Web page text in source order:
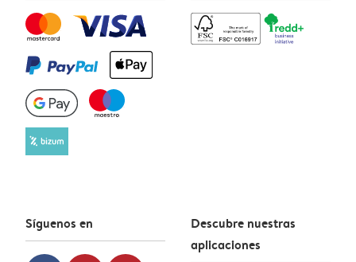
Síguenos en
Descubre nuestras
aplicaciones